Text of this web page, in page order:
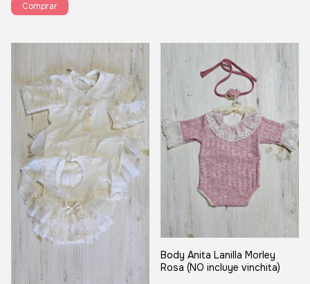
Comprar
Body Anita Lanilla Morley
Rosa (NO incluye vinchita)